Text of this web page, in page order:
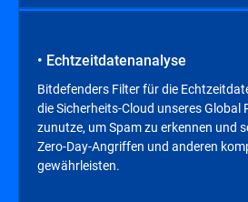
• Echtzeitdatenanalyse
Bitdefenders Filter für die
die Sicherheits-Cloud unseres
zunutze, um Spam zu erkennen und
Zero-Day-Angriffen und anderen
gewährleisten.